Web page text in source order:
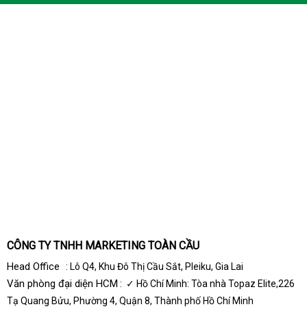
CÔNG TY TNHH MARKETING TOÀN CẦU
Head Office : Lô Q4, Khu Đô Thị Cầu Sắt, Pleiku, Gia Lai
Văn phòng đại diện HCM : ✓ Hồ Chí Minh: Tòa nhà Topaz Elite,226
Tạ Quang Bửu, Phường 4, Quận 8, Thành phố Hồ Chí Minh